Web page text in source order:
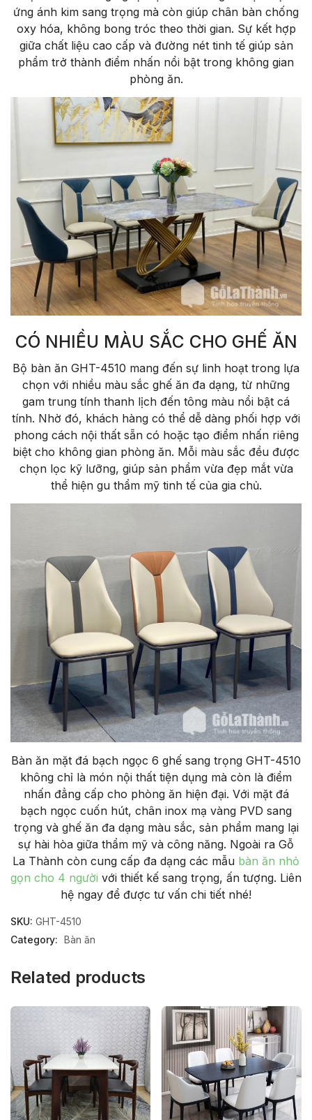
ứng ánh kim sang trọng mà còn giúp chân bàn chống
oxy hóa, không bong tróc theo thời gian. Sự kết hợp
giữa chất liệu cao cấp và đường nét tinh tế giúp sản
phẩm trở thành điểm nhấn nổi bật trong không gian
phòng ăn.
CÓ NHIỀU MÀU SẮC CHO GHẾ ĂN
Bộ bàn ăn GHT-4510 mang đến sự linh hoạt trong lựa
chọn với nhiều màu sắc ghế ăn đa dạng, từ những
gam trung tính thanh lịch đến tông màu nổi bật cá
tính. Nhờ đó, khách hàng có thể dễ dàng phối hợp với
phong cách nội thất sẵn có hoặc tạo điểm nhấn riêng
biệt cho không gian phòng ăn. Mỗi màu sắc đều được
chọn lọc kỹ lưỡng, giúp sản phẩm vừa đẹp mắt vừa
thể hiện gu thẩm mỹ tinh tế của gia chủ.
Bàn ăn mặt đá bạch ngọc 6 ghế sang trọng GHT-4510
không chỉ là món nội thất tiện dụng mà còn là điểm
nhấn đẳng cấp cho phòng ăn hiện đại. Với mặt đá
bạch ngọc cuốn hút, chân inox mạ vàng PVD sang
trọng và ghế ăn đa dạng màu sắc, sản phẩm mang lại
sự hài hòa giữa thẩm mỹ và công năng. Ngoài ra Gỗ
La Thành còn cung cấp đa dạng các mẫu bàn ăn nhỏ
gọn cho 4 người với thiết kế sang trọng, ấn tượng. Liên
hệ ngay để được tư vấn chi tiết nhé!
SKU: GHT-4510
Category: Bàn ăn
Related products